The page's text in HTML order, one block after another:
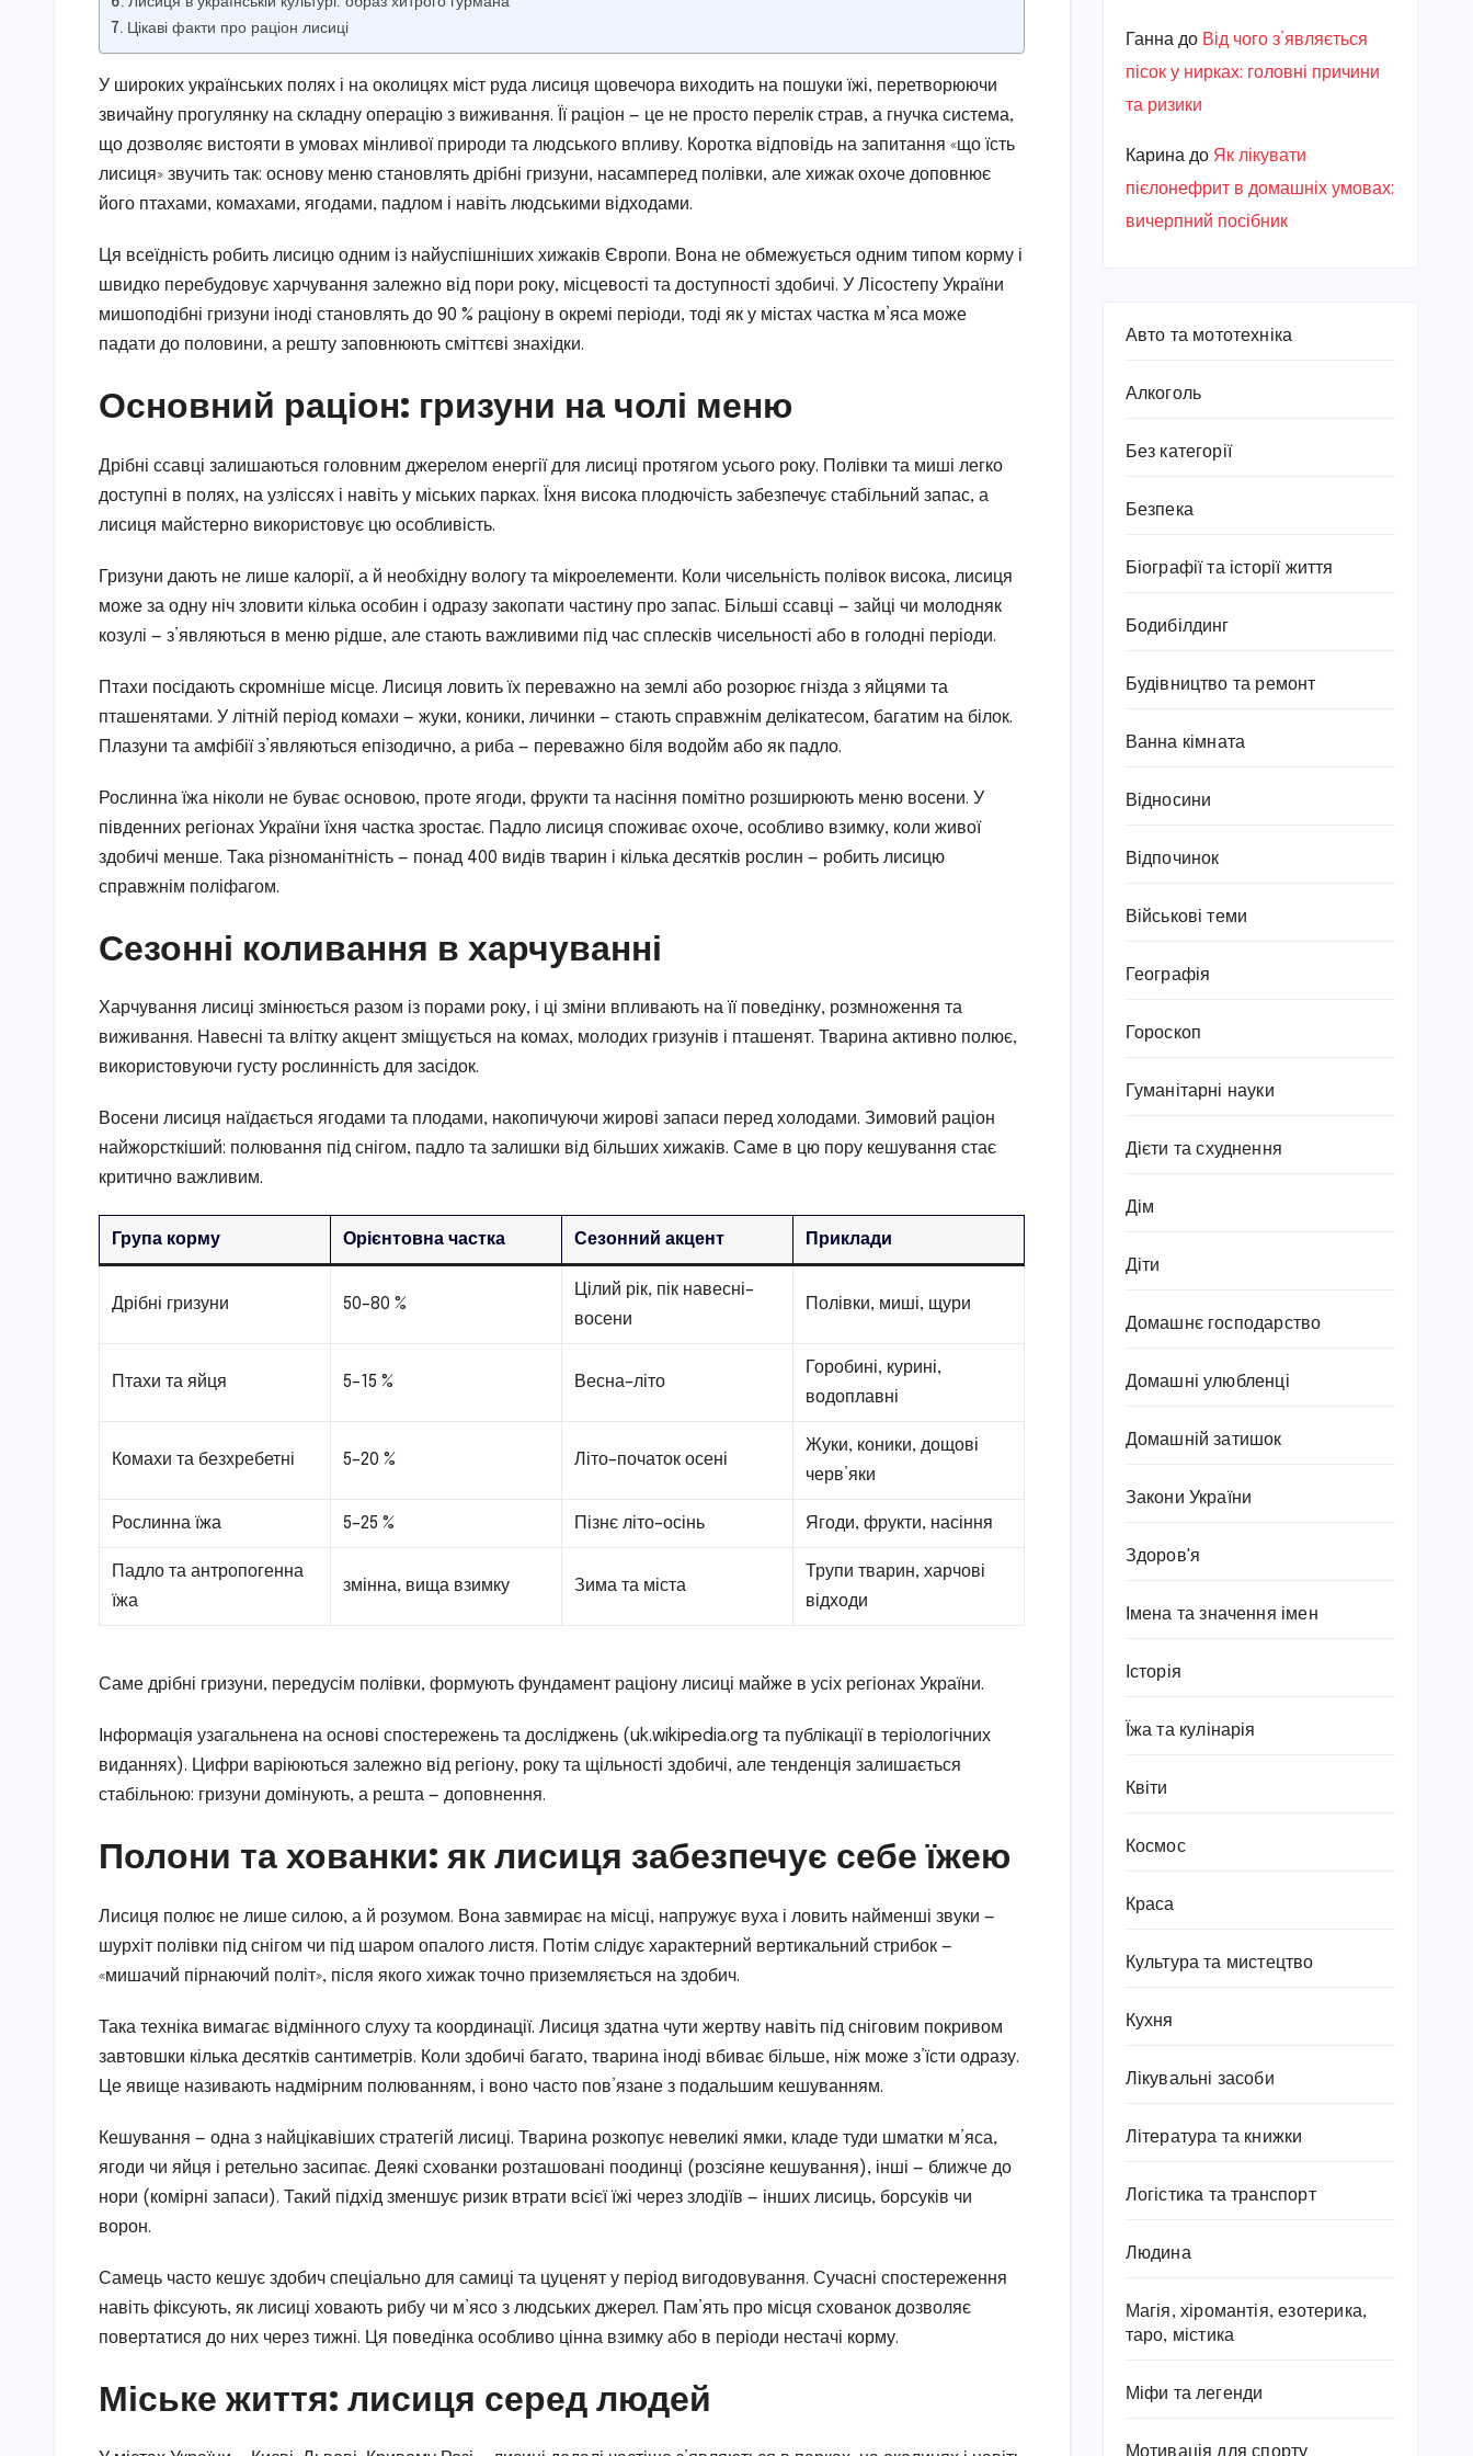
Цікаві факти про раціон лисиці
У широких українських полях і на околицях міст руда лисиця щовечора виходить на пошуки їжі, перетворюючи
звичайну прогулянку на складну операцію з виживання. Її раціон — це не просто перелік страв, а гнучка система,
що дозволяє вистояти в умовах мінливої природи та людського впливу. Коротка відповідь на запитання «що їсть
лисиця» звучить так: основу меню становлять дрібні гризуни, насамперед полівки, але хижак охоче доповнює
його птахами, комахами, ягодами, падлом і навіть людськими відходами.
Ця всеїдність робить лисицю одним із найуспішніших хижаків Європи. Вона не обмежується одним типом корму і
швидко перебудовує харчування залежно від пори року, місцевості та доступності здобичі. У Лісостепу України
мишоподібні гризуни іноді становлять до 90 % раціону в окремі періоди, тоді як у містах частка м’яса може
падати до половини, а решту заповнюють сміттєві знахідки.
Основний раціон: гризуни на чолі меню
Дрібні ссавці залишаються головним джерелом енергії для лисиці протягом усього року. Полівки та миші легко
доступні в полях, на узліссях і навіть у міських парках. Їхня висока плодючість забезпечує стабільний запас, а
лисиця майстерно використовує цю особливість.
Гризуни дають не лише калорії, а й необхідну вологу та мікроелементи. Коли чисельність полівок висока, лисиця
може за одну ніч зловити кілька особин і одразу закопати частину про запас. Більші ссавці — зайці чи молодняк
козулі — з’являються в меню рідше, але стають важливими під час сплесків чисельності або в голодні періоди.
Птахи посідають скромніше місце. Лисиця ловить їх переважно на землі або розорює гнізда з яйцями та
пташенятами. У літній період комахи — жуки, коники, личинки — стають справжнім делікатесом, багатим на білок.
Плазуни та амфібії з’являються епізодично, а риба — переважно біля водойм або як падло.
Рослинна їжа ніколи не буває основою, проте ягоди, фрукти та насіння помітно розширюють меню восени. У
південних регіонах України їхня частка зростає. Падло лисиця споживає охоче, особливо взимку, коли живої
здобичі менше. Така різноманітність — понад 400 видів тварин і кілька десятків рослин — робить лисицю
справжнім поліфагом.
Сезонні коливання в харчуванні
Харчування лисиці змінюється разом із порами року, і ці зміни впливають на її поведінку, розмноження та
виживання. Навесні та влітку акцент зміщується на комах, молодих гризунів і пташенят. Тварина активно полює,
використовуючи густу рослинність для засідок.
Восени лисиця наїдається ягодами та плодами, накопичуючи жирові запаси перед холодами. Зимовий раціон
найжорсткіший: полювання під снігом, падло та залишки від більших хижаків. Саме в цю пору кешування стає
критично важливим.
Група корму Орієнтовна частка Сезонний акцент Приклади
Дрібні гризуни 50–80 %
Цілий рік, пік навесні–
восени
Полівки, миші, щури
Птахи та яйця 5–15 % Весна–літо
Горобині, курині,
водоплавні
Комахи та безхребетні 5–20 % Літо–початок осені
Жуки, коники, дощові
черв’яки
Рослинна їжа 5–25 % Пізнє літо–осінь Ягоди, фрукти, насіння
Падло та антропогенна
їжа
змінна, вища взимку Зима та міста
Трупи тварин, харчові
відходи
Саме дрібні гризуни, передусім полівки, формують фундамент раціону лисиці майже в усіх регіонах України.
Інформація узагальнена на основі спостережень та досліджень (uk.wikipedia.org та публікації в теріологічних
виданнях). Цифри варіюються залежно від регіону, року та щільності здобичі, але тенденція залишається
стабільною: гризуни домінують, а решта — доповнення.
Полони та хованки: як лисиця забезпечує себе їжею
Лисиця полює не лише силою, а й розумом. Вона завмирає на місці, напружує вуха і ловить найменші звуки —
шурхіт полівки під снігом чи під шаром опалого листя. Потім слідує характерний вертикальний стрибок —
«мишачий пірнаючий політ», після якого хижак точно приземляється на здобич.
Така техніка вимагає відмінного слуху та координації. Лисиця здатна чути жертву навіть під сніговим покривом
завтовшки кілька десятків сантиметрів. Коли здобичі багато, тварина іноді вбиває більше, ніж може з’їсти одразу.
Це явище називають надмірним полюванням, і воно часто пов’язане з подальшим кешуванням.
Кешування — одна з найцікавіших стратегій лисиці. Тварина розкопує невеликі ямки, кладе туди шматки м’яса,
ягоди чи яйця і ретельно засипає. Деякі схованки розташовані поодинці (розсіяне кешування), інші — ближче до
нори (комірні запаси). Такий підхід зменшує ризик втрати всієї їжі через злодіїв — інших лисиць, борсуків чи
ворон.
Самець часто кешує здобич спеціально для самиці та цуценят у період вигодовування. Сучасні спостереження
навіть фіксують, як лисиці ховають рибу чи м’ясо з людських джерел. Пам’ять про місця схованок дозволяє
повертатися до них через тижні. Ця поведінка особливо цінна взимку або в періоди нестачі корму.
Міське життя: лисиця серед людей
Ганнадо Від чого з’являється
пісок у нирках: головні причини
та ризики
Каринадо Як лікувати
пієлонефрит в домашніх умовах:
вичерпний посібник
Авто та мототехніка
Алкоголь
Без категорії
Безпека
Біографії та історії життя
Бодибілдинг
Будівництво та ремонт
Ванна кімната
Відносини
Відпочинок
Військові теми
Географія
Гороскоп
Гуманітарні науки
Дієти та схуднення
Дім
Діти
Домашнє господарство
Домашні улюбленці
Домашній затишок
Закони України
Здоров'я
Імена та значення імен
Історія
Їжа та кулінарія
Квіти
Космос
Краса
Культура та мистецтво
Кухня
Лікувальні засоби
Література та книжки
Логістика та транспорт
Людина
Магія, хіромантія, езотерика,
таро, містика
Міфи та легенди
Мотивація для спорту